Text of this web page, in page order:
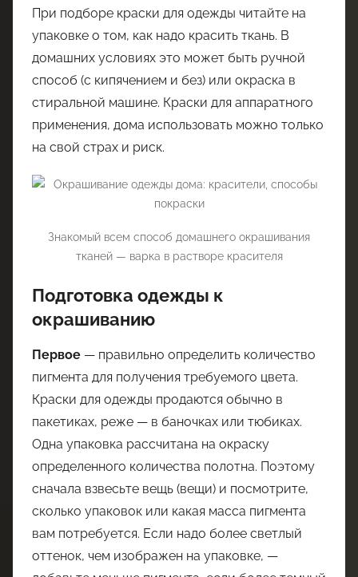
При подборе краски для одежды читайте на
упаковке о том, как надо красить ткань. В
домашних условиях это может быть ручной
способ (с кипячением и без) или окраска в
стиральной машине. Краски для аппаратного
применения, дома использовать можно только
на свой страх и риск.
Знакомый всем способ домашнего окрашивания
тканей — варка в растворе красителя
Подготовка одежды к
окрашиванию
Первое — правильно определить количество
пигмента для получения требуемого цвета.
Краски для одежды продаются обычно в
пакетиках, реже — в баночках или тюбиках.
Одна упаковка рассчитана на окраску
определенного количества полотна. Поэтому
сначала взвесьте вещь (вещи) и посмотрите,
сколько упаковок или какая масса пигмента
вам потребуется. Если надо более светлый
оттенок, чем изображен на упаковке, —